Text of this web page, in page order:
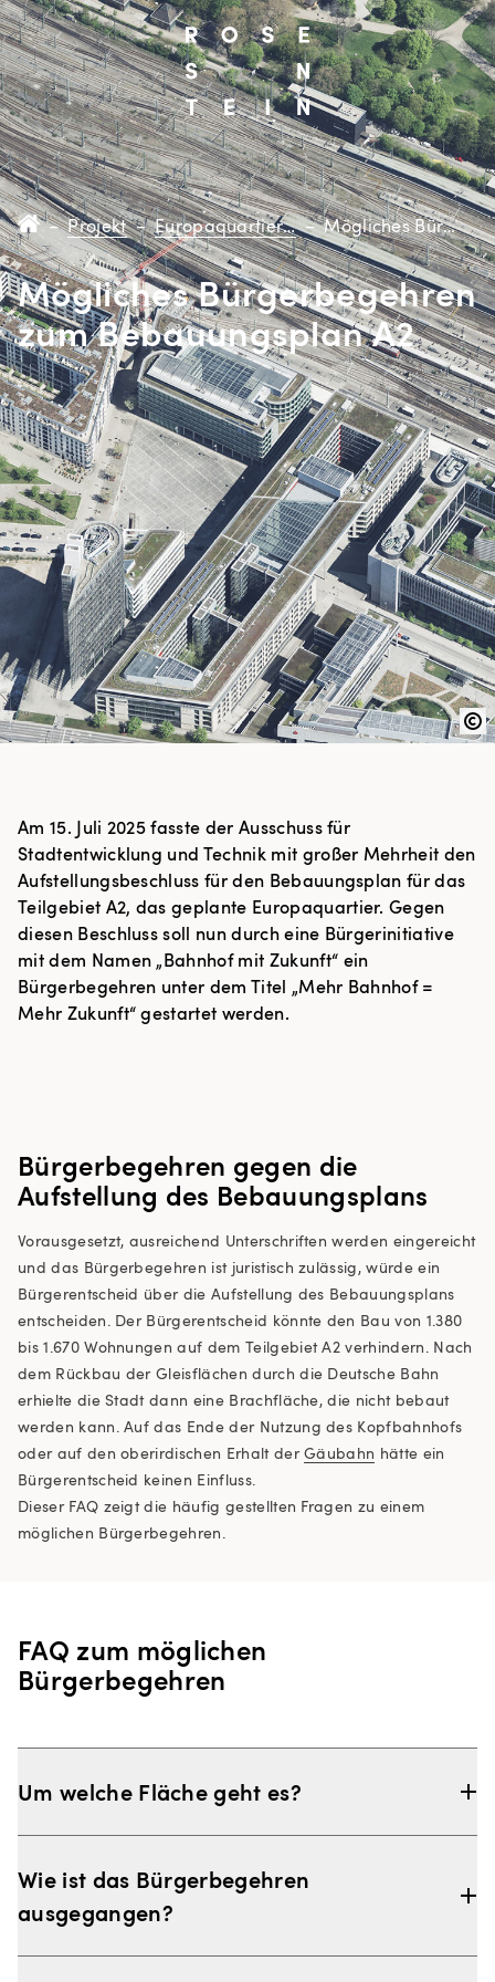
– Projekt – Europaquartier (A2) – Mögliches Bürgerbegehren Teilgebiet A2
Mögliches Bürgerbegehren
zum Bebauungsplan A2
Am 15. Juli 2025 fasste der Ausschuss für
Stadtentwicklung und Technik mit großer Mehrheit den
Aufstellungsbeschluss für den Bebauungsplan für das
Teilgebiet A2, das geplante Europaquartier. Gegen
diesen Beschluss soll nun durch eine Bürgerinitiative
mit dem Namen „Bahnhof mit Zukunft“ ein
Bürgerbegehren unter dem Titel „Mehr Bahnhof =
Mehr Zukunft“ gestartet werden.
Bürgerbegehren gegen die
Aufstellung des Bebauungsplans
Vorausgesetzt, ausreichend Unterschriften werden eingereicht
und das Bürgerbegehren ist juristisch zulässig, würde ein
Bürgerentscheid über die Aufstellung des Bebauungsplans
entscheiden. Der Bürgerentscheid könnte den Bau von 1.380
bis 1.670 Wohnungen auf dem Teilgebiet A2 verhindern. Nach
dem Rückbau der Gleisflächen durch die Deutsche Bahn
erhielte die Stadt dann eine Brachfläche, die nicht bebaut
werden kann. Auf das Ende der Nutzung des Kopfbahnhofs
oder auf den oberirdischen Erhalt derGäubahn hätte ein
Bürgerentscheid keinen Einfluss.
Dieser FAQ zeigt die häufig gestellten Fragen zu einem
möglichen Bürgerbegehren.
FAQ zum möglichen
Bürgerbegehren
Um welche Fläche geht es?
befinden sich heute die Gleisflächen, auf denen die Züge in
den Kopfbahnhof fahren. Diese Fläche ist das Teilgebiet A2
des Stadtentwicklungsprojekts Stuttgart Rosenstein. Nach
vollständiger Inbetriebnahme des Durchgangsbahnhofs
Wie ist das Bürgerbegehren
ausgegangen?